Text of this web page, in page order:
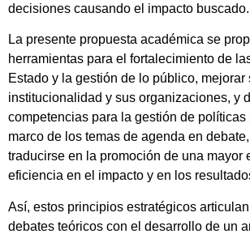
decisiones causando el impacto buscado.
La presente propuesta académica se
herramientas para el fortalecimiento de
Estado y la gestión de lo público, mejorar
institucionalidad y sus organizaciones, y
competencias para la gestión de políticas
marco de los temas de agenda en
traducirse en la promoción de una mayor
eficiencia en el impacto y en los
Así, estos principios estratégicos
debates teóricos con el desarrollo de un